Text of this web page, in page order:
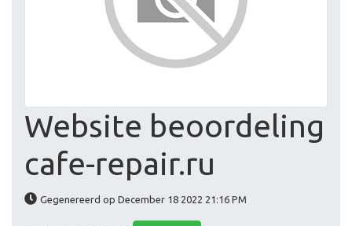
Website beoordeling
cafe-repair.ru
Gegenereerd op December 18 2022 21:16 PM